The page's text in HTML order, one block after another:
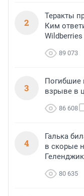
2
Теракты
Ким
Wildberries
89 073
3
Погибшие
взрыве в
86 608
4
Галька
в скорые
80 635